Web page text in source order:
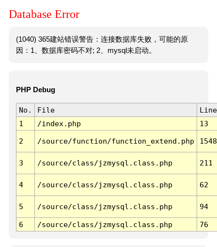
Database Error
(1040) 365建站错误警告：连接数据库失败，可能的原
因：1、数据库密码不对; 2、mysql未启动。
PHP Debug
No. File
Line
1
/index.php 13
2 /source/function/function_extend.php 1548
3 /source/class/jzmysql.class.php 211
4 /source/class/jzmysql.class.php 62
5 /source/class/jzmysql.class.php 94
6 /source/class/jzmysql.class.php 76